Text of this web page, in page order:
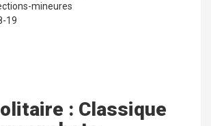
mineures
19
: Classique